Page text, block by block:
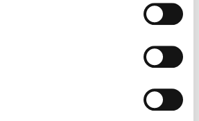
kursus – også udbudt som